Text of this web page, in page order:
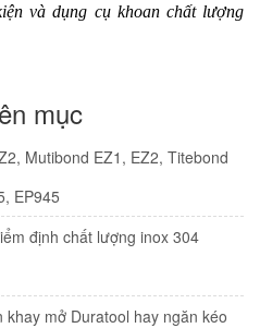
và dụng cụ khoan chất lượng
mục
Mutibond EZ1, EZ2, Titebond
EP945
định chất lượng inox 304
mở Duratool hay ngăn kéo